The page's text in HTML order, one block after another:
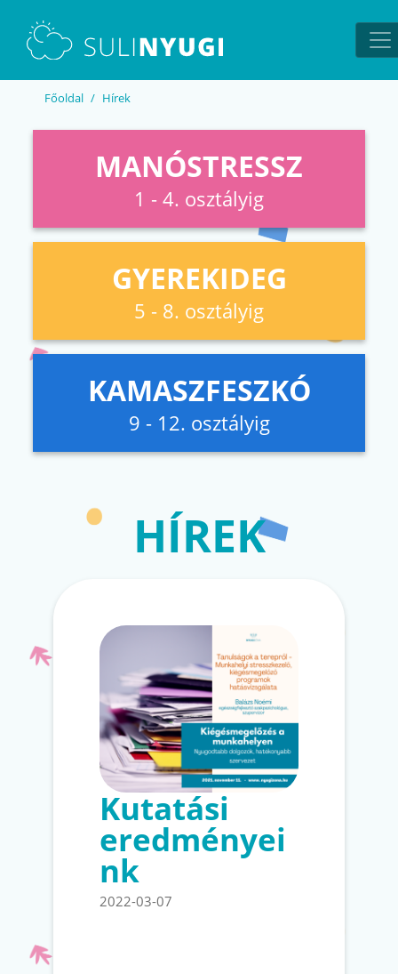
Főoldal Hírek
MANÓSTRESSZ
1 - 4. osztályig
GYEREKIDEG
5 - 8. osztályig
KAMASZFESZKÓ
9 - 12. osztályig
HÍREK
Kutatási
eredményei
nk
2022-03-07